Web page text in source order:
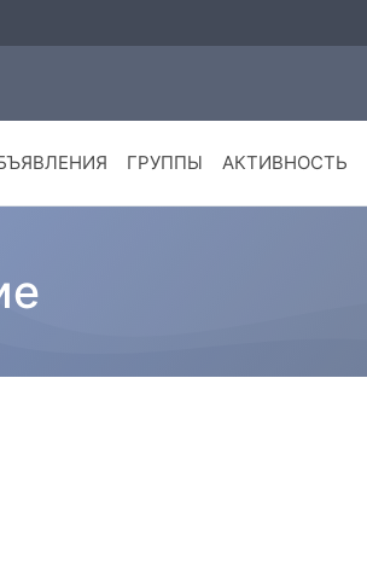
ГРУППЫ АКТИВНОСТЬ